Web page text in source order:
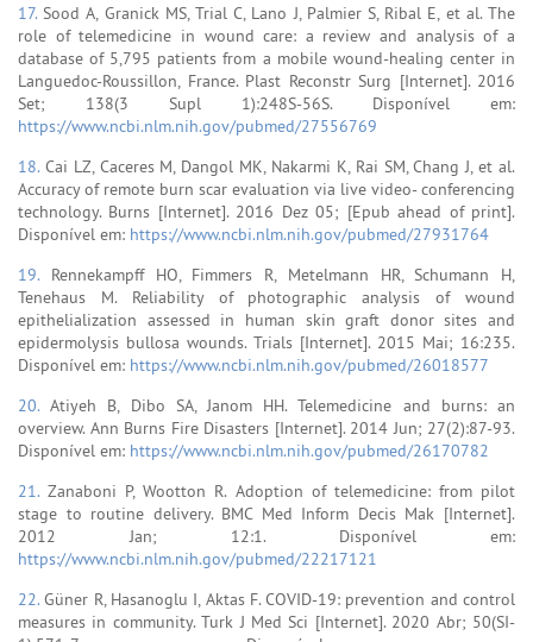
17.Sood A, Granick MS, Trial C, Lano J, Palmier S, Ribal E, et al. The
role of telemedicine in wound care: a review and analysis of a
database of 5,795 patients from a mobile wound-healing center in
Languedoc-Roussillon, France. Plast Reconstr Surg [Internet]. 2016
Set; 138(3 Supl 1):248S-56S. Disponível em:
https://www.ncbi.nlm.nih.gov/pubmed/27556769
18. Cai LZ, Caceres M, Dangol MK, Nakarmi K, Rai SM, Chang J, et al.
Accuracy of remote burn scar evaluation via live video- conferencing
technology. Burns [Internet]. 2016 Dez 05; [Epub ahead of print].
Disponível em: https://www.ncbi.nlm.nih.gov/pubmed/27931764
19. Rennekampff HO, Fimmers R, Metelmann HR, Schumann H,
Tenehaus M. Reliability of photographic analysis of wound
epithelialization assessed in human skin graft donor sites and
epidermolysis bullosa wounds. Trials [Internet]. 2015 Mai; 16:235.
Disponível em: https://www.ncbi.nlm.nih.gov/pubmed/26018577
20.Atiyeh B, Dibo SA, Janom HH. Telemedicine and burns: an
overview. Ann Burns Fire Disasters [Internet]. 2014 Jun; 27(2):87-93.
Disponível em: https://www.ncbi.nlm.nih.gov/pubmed/26170782
21.Zanaboni P, Wootton R. Adoption of telemedicine: from pilot
stage to routine delivery. BMC Med Inform Decis Mak [Internet].
2012 Jan; 12:1. Disponível em:
https://www.ncbi.nlm.nih.gov/pubmed/22217121
22.Güner R, Hasanoglu I, Aktas F. COVID-19: prevention and control
measures in community. Turk J Med Sci [Internet]. 2020 Abr; 50(SI-